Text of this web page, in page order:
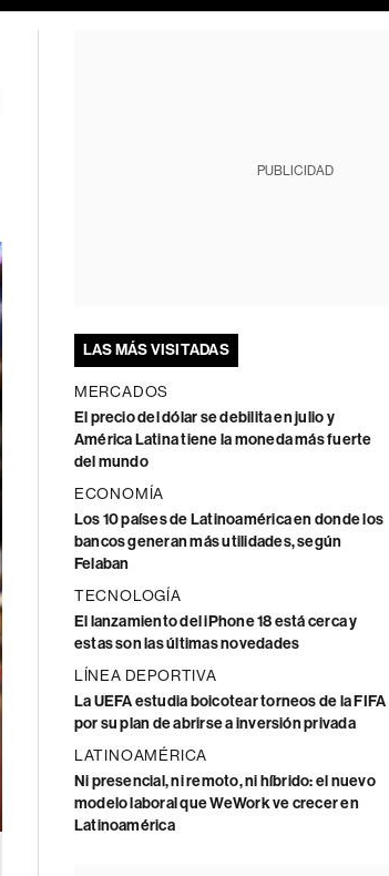
PUBLICIDAD
LAS MÁS VISITADAS
MERCADOS
El precio del dólar se debilita en julio y
América Latina tiene la moneda más fuerte
del mundo
ECONOMÍA
Los 10 países de Latinoamérica en donde los
bancos generan más utilidades, según
Felaban
TECNOLOGÍA
El lanzamiento del iPhone 18 está cerca y
estas son las últimas novedades
LÍNEA DEPORTIVA
La UEFA estudia boicotear torneos de la FIFA
por su plan de abrirse a inversión privada
LATINOAMÉRICA
Ni presencial, ni remoto, ni híbrido: el nuevo
modelo laboral que WeWork ve crecer en
Latinoamérica